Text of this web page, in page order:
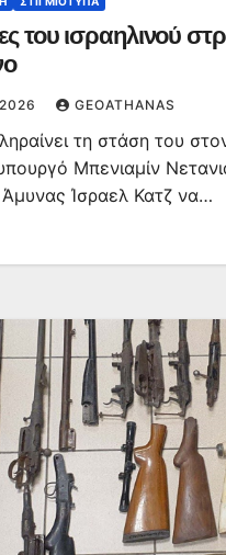
του ισραηλινού
GEOATHANAS
τη στάση του
Μπενιαμίν
Ίσραελ Κατζ να…